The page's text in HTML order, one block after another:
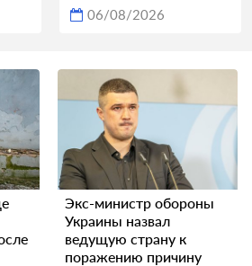
06/08/2026
Экс-министр обороны
Украины назвал
ведущую страну к
поражению причину